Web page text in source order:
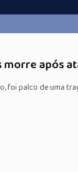
morre após
foi palco de uma